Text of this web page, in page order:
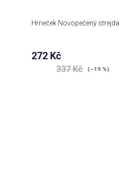
Hrneček Novopečený strejda
272 Kč
337 Kč (–19 %)